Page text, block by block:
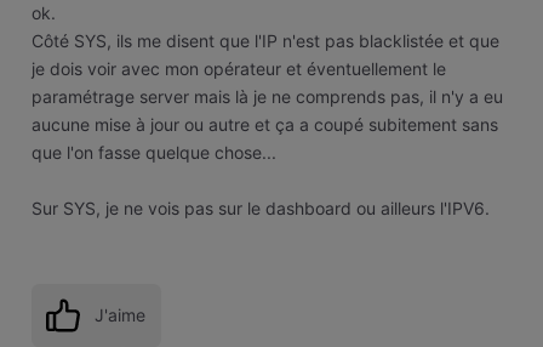
ok.
Côté SYS, ils me disent que l'IP n'est pas blacklistée et que
je dois voir avec mon opérateur et éventuellement le
paramétrage server mais là je ne comprends pas, il n'y a eu
aucune mise à jour ou autre et ça a coupé subitement sans
que l'on fasse quelque chose...
Sur SYS, je ne vois pas sur le dashboard ou ailleurs l'IPV6.
J'aime